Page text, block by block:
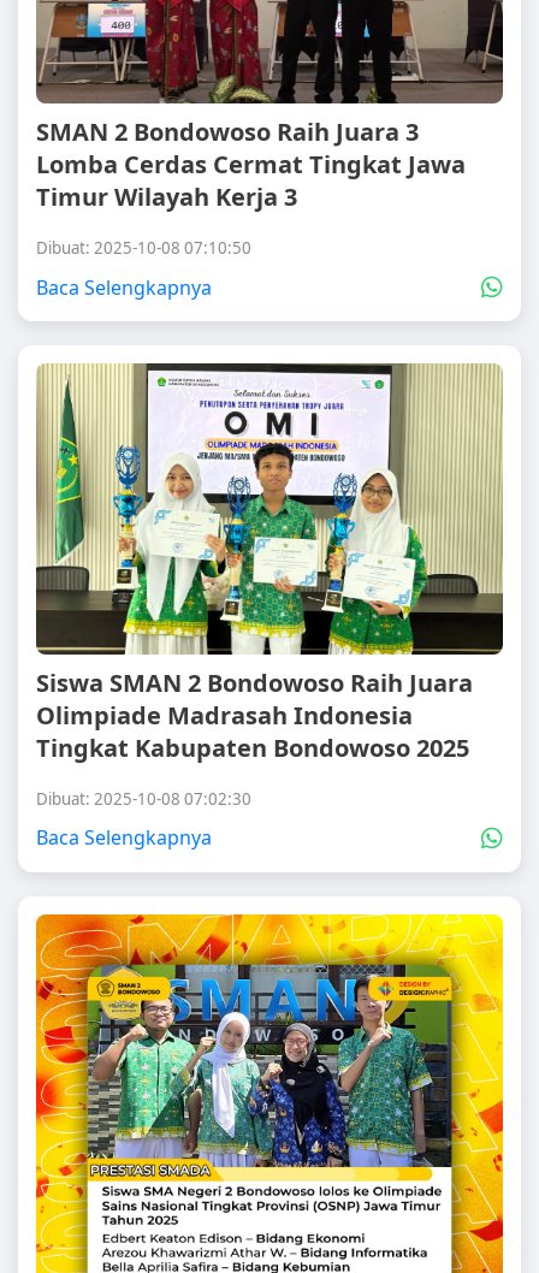
SMAN 2 Bondowoso Raih Juara 3
Lomba Cerdas Cermat Tingkat Jawa
Timur Wilayah Kerja 3
Dibuat: 2025-10-08 07:10:50
Baca Selengkapnya
Siswa SMAN 2 Bondowoso Raih Juara
Olimpiade Madrasah Indonesia
Tingkat Kabupaten Bondowoso 2025
Dibuat: 2025-10-08 07:02:30
Baca Selengkapnya